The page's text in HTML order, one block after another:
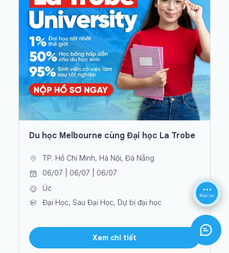
Du học Melbourne cùng Đại học La Trobe
TP. Hồ Chí Minh, Hà Nội, Đà Nẵng
06/07 | 06/07 | 06/07
Úc
Đại Học, Sau Đại Học, Dự bị đại học
Xem chi tiết